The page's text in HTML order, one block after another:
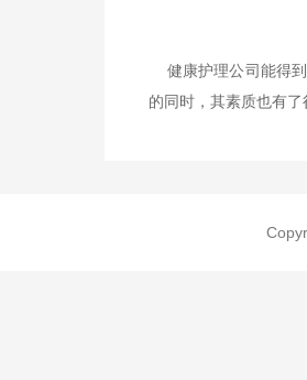
健康护理公司能得到
的同时，其素质也有